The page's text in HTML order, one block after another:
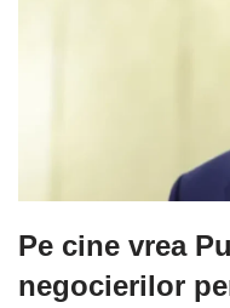
Pe cine vrea
negocierilor